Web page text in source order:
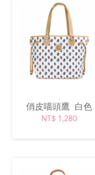
俏皮喵頭鷹 白色
NT$ 1,280